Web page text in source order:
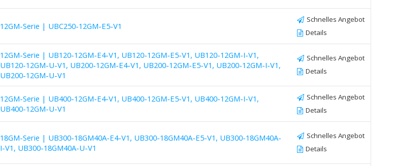
12GM-Serie | UBC250-12GM-E5-V1
Schnelles Angebot
Details
12GM-Serie | UB120-12GM-E4-V1, UB120-12GM-E5-V1, UB120-12GM-I-V1,
UB120-12GM-U-V1, UB200-12GM-E4-V1, UB200-12GM-E5-V1, UB200-12GM-I-V1,
UB200-12GM-U-V1
Schnelles Angebot
Details
12GM-Serie | UB400-12GM-E4-V1, UB400-12GM-E5-V1, UB400-12GM-I-V1,
UB400-12GM-U-V1
Schnelles Angebot
Details
18GM-Serie | UB300-18GM40A-E4-V1, UB300-18GM40A-E5-V1, UB300-18GM40A-
I-V1, UB300-18GM40A-U-V1
Schnelles Angebot
Details